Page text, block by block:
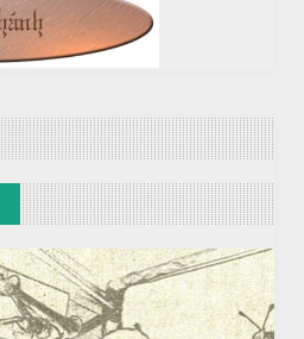
// VIEW MORE BY CHUYỆN Ý NGHĨA
Tát đời thường